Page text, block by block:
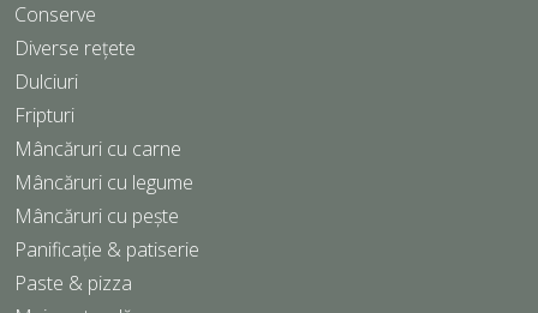
Conserve
Diverse rețete
Dulciuri
Fripturi
Mâncăruri cu carne
Mâncăruri cu legume
Mâncăruri cu pește
Panificație & patiserie
Paste & pizza